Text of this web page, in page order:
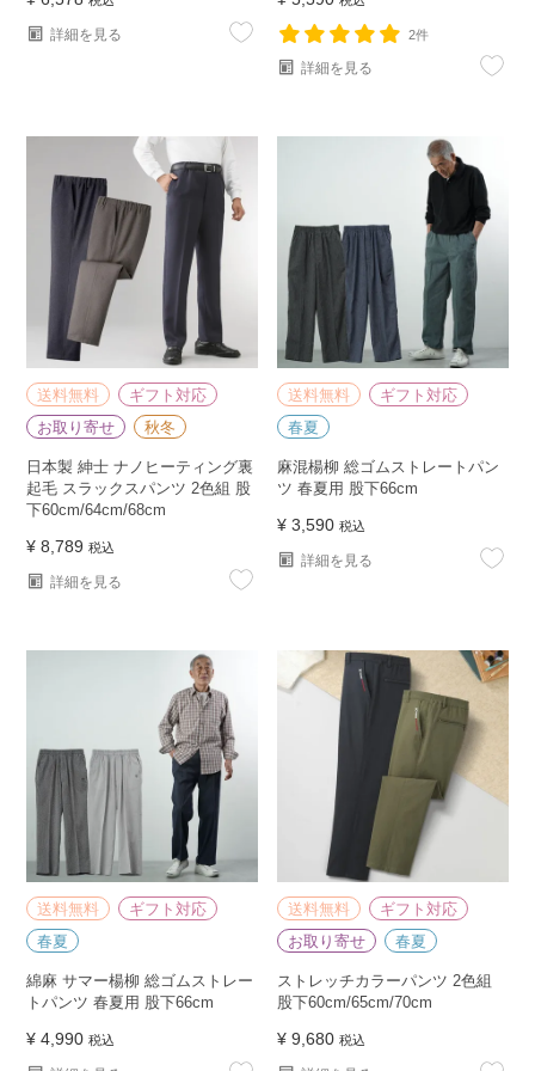
詳細を見る 2件
詳細を見る
送料無料
ギフト対応
お取り寄せ
秋冬
日本製 紳士 ナノヒーティング裏
起毛 スラックスパンツ 2色組 股
下60cm/64cm/68cm
¥ 8,789 税込
詳細を見る
送料無料
ギフト対応
春夏
麻混楊柳 総ゴムストレートパン
ツ 春夏用 股下66cm
¥ 3,590 税込
詳細を見る
送料無料
ギフト対応
春夏
綿麻 サマー楊柳 総ゴムストレー
トパンツ 春夏用 股下66cm
¥ 4,990 税込
送料無料
ギフト対応
お取り寄せ
春夏
ストレッチカラーパンツ 2色組
股下60cm/65cm/70cm
¥ 9,680 税込